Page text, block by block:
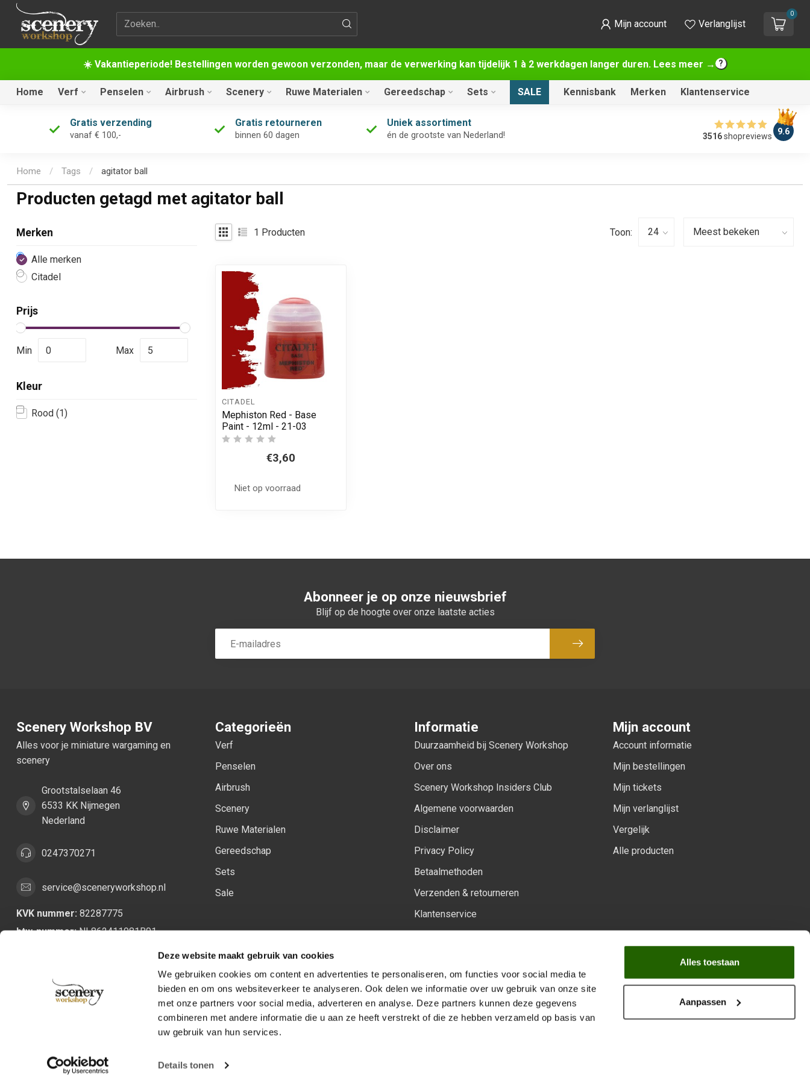
Deze website maakt gebruik van cookies
We gebruiken cookies om content en advertenties te personaliseren, om functies voor social media te
bieden en om ons websiteverkeer te analyseren. Ook delen we informatie over uw gebruik van onze site
met onze partners voor social media, adverteren en analyse. Deze partners kunnen deze gegevens
combineren met andere informatie die u aan ze heeft verstrekt of die ze hebben verzameld op basis van
uw gebruik van hun services.
Details tonen
Alles toestaan
Aanpassen
☀️ Vakantieperiode! Bestellingen worden gewoon verzonden, maar de verwerking kan tijdelijk 1 à 2 werkdagen langer duren. Lees meer →
Zoekterm Mijn account Verlanglijst
0
Home Verf Penselen Airbrush Scenery Ruwe Materialen Gereedschap Sets SALE Kennisbank Merken Klantenservice
Gratis verzending
vanaf € 100,-
Gratis retourneren
binnen 60 dagen
Uniek assortiment
én de grootste van Nederland! 3516shopreviews 9.6
Home / Tags / agitator ball
Producten getagd met agitator ball
Merken
Alle merken
Citadel
Kleur
Rood (1)
Prijs
Min Max
1 Producten Toon:
CITADEL
Mephiston Red - Base
Paint - 12ml - 21-03
€3,60
Niet op voorraad
Abonneer je op onze nieuwsbrief
Blijf op de hoogte over onze laatste acties
Abonneer
Scenery Workshop BV
Alles voor je miniature wargaming en
scenery
Grootstalselaan 46
6533 KK Nijmegen
Nederland
0247370271
service@sceneryworkshop.nl
KVK nummer: 82287775
btw-nummer:NL862411981B01
Categorieën
Verf
Penselen
Airbrush
Scenery
Ruwe Materialen
Gereedschap
Sets
Sale
Informatie
Duurzaamheid bij Scenery Workshop
Over ons
Scenery Workshop Insiders Club
Algemene voorwaarden
Disclaimer
Privacy Policy
Betaalmethoden
Verzenden & retourneren
Klantenservice
Mijn account
Account informatie
Mijn bestellingen
Mijn tickets
Mijn verlanglijst
Vergelijk
Alle producten
Volg ons op:
Facebook
YoutubeInstagram